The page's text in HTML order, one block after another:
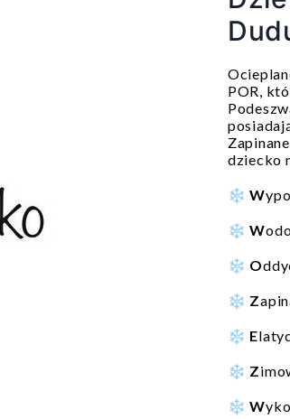
POR,
dziecko
❄️W
❄️W
❄️ O
❄️ Z
❄️ E
❄️ Z
❄️W